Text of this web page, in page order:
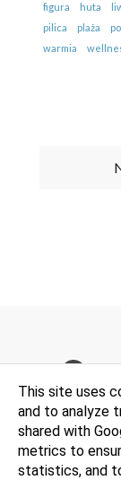
figura
huta
pilica
plaża
warmia
© wycieczka za
This site uses
and to analyze
shared with
metrics to
statistics, and